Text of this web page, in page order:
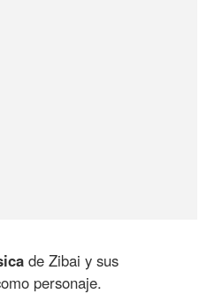
de Zibai y sus
personaje.